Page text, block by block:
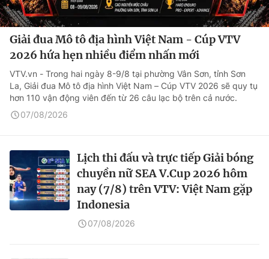
Giải đua Mô tô địa hình Việt Nam - Cúp VTV
2026 hứa hẹn nhiều điểm nhấn mới
VTV.vn - Trong hai ngày 8-9/8 tại phường Vân Sơn, tỉnh Sơn
La, Giải đua Mô tô địa hình Việt Nam – Cúp VTV 2026 sẽ quy tụ
hơn 110 vận động viên đến từ 26 câu lạc bộ trên cả nước.
07/08/2026
Lịch thi đấu và trực tiếp Giải bóng
chuyền nữ SEA V.Cup 2026 hôm
nay (7/8) trên VTV: Việt Nam gặp
Indonesia
07/08/2026